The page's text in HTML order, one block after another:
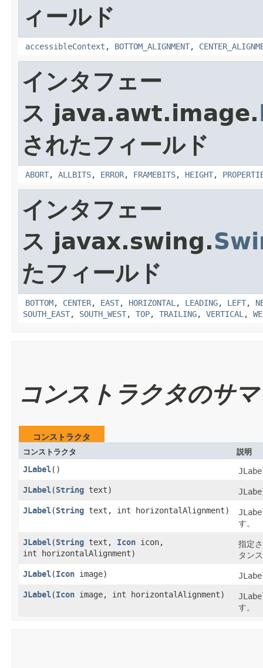
ィールド
accessibleContext , BOTTOM_ALIGNMENT,
インタフェー
ス java.awt.image.
されたフィールド
ABORT, ALLBITS, ERROR, FRAMEBITS, HEIGHT,
インタフェー
ス javax.swing.
たフィールド
BOTTOM, CENTER, EAST, HORIZONTAL, LEADING, LEFT,
SOUTH_EAST, SOUTH_WEST, TOP, TRAILING, VERTICAL,
コンストラクタのサ
コンストラクタ
コンストラクタ 説明
JLabel()
JLabel​(String text)
JLabel​(String text, int horizontalAlignment)
す。
JLabel​(String text, Icon icon,
int horizontalAlignment)
指定
タン
JLabel​(Icon image)
JLabel​(Icon image, int horizontalAlignment)
す。